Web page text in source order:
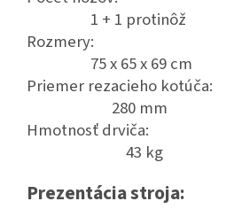
1 + 1 protinôž
75 x 65 x 69 cm
Priemer
280 mm
Hmotnosť
43 kg
Prezentácia stroja: